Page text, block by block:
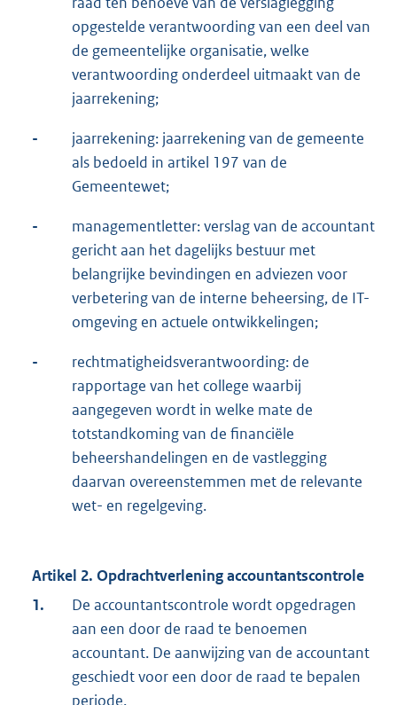
opgestelde verantwoording van een deel van
de gemeentelijke organisatie, welke
verantwoording onderdeel uitmaakt van de
jaarrekening;
-
jaarrekening: jaarrekening van de gemeente
als bedoeld in artikel 197 van de
Gemeentewet;
-
managementletter: verslag van de accountant
gericht aan het dagelijks bestuur met
belangrijke bevindingen en adviezen voor
verbetering van de interne beheersing, de IT-
omgeving en actuele ontwikkelingen;
-
rechtmatigheidsverantwoording: de
rapportage van het college waarbij
aangegeven wordt in welke mate de
totstandkoming van de financiële
beheershandelingen en de vastlegging
daarvan overeenstemmen met de relevante
wet- en regelgeving.
Artikel 2. Opdrachtverlening accountantscontrole
1.
De accountantscontrole wordt opgedragen
aan een door de raad te benoemen
accountant. De aanwijzing van de accountant
geschiedt voor een door de raad te bepalen
periode.